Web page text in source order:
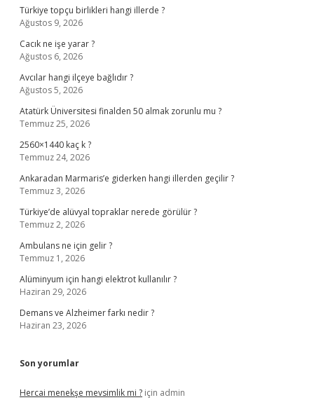
Türkiye topçu birlikleri hangi illerde ?
Ağustos 9, 2026
Cacık ne işe yarar ?
Ağustos 6, 2026
Avcılar hangi ilçeye bağlıdır ?
Ağustos 5, 2026
Atatürk Üniversitesi finalden 50 almak zorunlu mu ?
Temmuz 25, 2026
2560×1440 kaç k ?
Temmuz 24, 2026
Ankaradan Marmaris’e giderken hangi illerden geçilir ?
Temmuz 3, 2026
Türkiye’de alüvyal topraklar nerede görülür ?
Temmuz 2, 2026
Ambulans ne için gelir ?
Temmuz 1, 2026
Alüminyum için hangi elektrot kullanılır ?
Haziran 29, 2026
Demans ve Alzheimer farkı nedir ?
Haziran 23, 2026
Son yorumlar
Hercai menekşe mevsimlik mi ? için admin